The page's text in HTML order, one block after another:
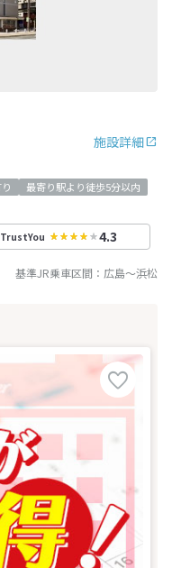
施設詳細
最寄り駅より徒歩5分以内
TrustYou 4.3
基準JR乗車区間： 広島～浜松